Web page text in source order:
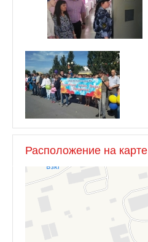
Расположение на карте